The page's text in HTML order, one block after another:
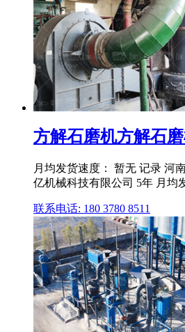
方解石磨机方解石
月均发货速度： 暂无 记录 河
亿机械科技有限公司 5年 月均
联系电话: 180 3780 8511